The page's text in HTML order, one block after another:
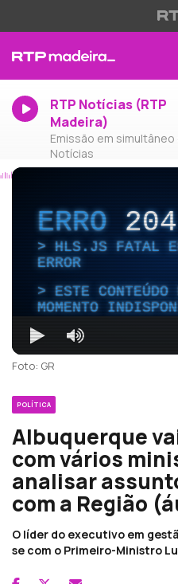
RTP Notícias (RTP
Madeira)
Emissão em simultâneo
Notícias
ERRO204
HLS.JS FATAL
ERROR
ESTE
MOMENTO
Foto: GR
POLÍTICA
Albuquerque
com vários
analisar
com a Região
O líder do executivo em
se com o Primeiro-Ministro